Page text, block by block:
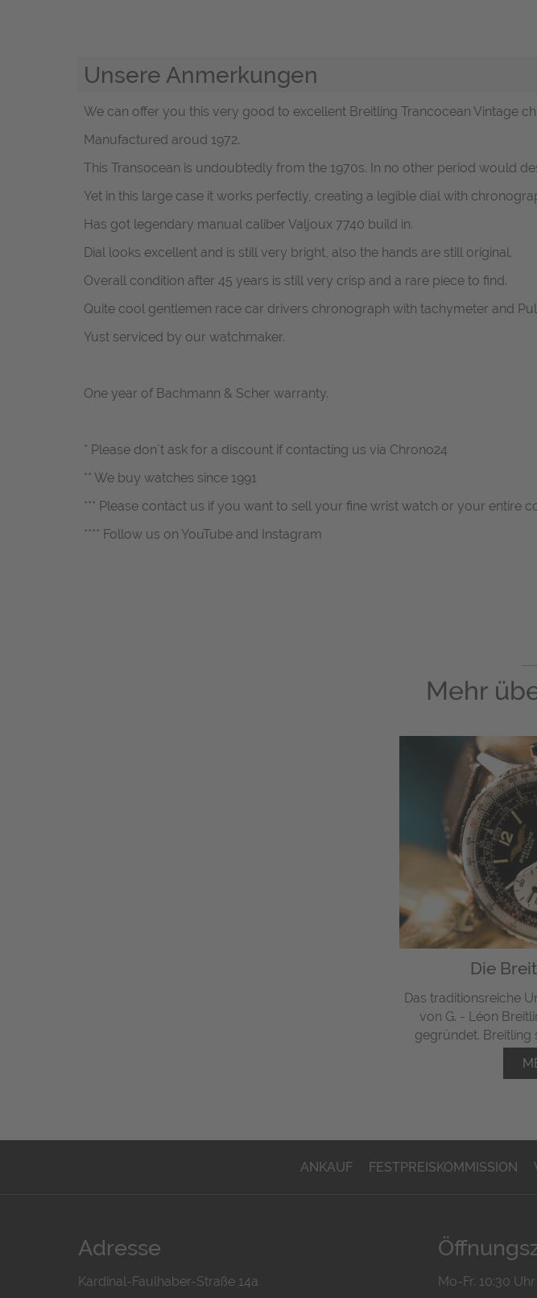
Unsere Anmerkungen
We can offer you this very good to excellent Breitling Trancocean Vintage
Manufactured aroud 1972.
This Transocean is undoubtedly from the 1970s. In no other period would
Yet in this large case it works perfectly, creating a legible dial with
Has got legendary manual caliber Valjoux 7740 build in.
Dial looks excellent and is still very bright, also the hands are still original.
Overall condition after 45 years is still very crisp and a rare piece to find.
Quite cool gentlemen race car drivers chronograph with tachymeter and
Yust serviced by our watchmaker.
One year of Bachmann & Scher warranty.
* Please don`t ask for a discount if contacting us via Chrono24
** We buy watches since 1991
*** Please contact us if you want to sell your fine wrist watch or your entire
**** Follow us on YouTube and Instagram
Mehr
Die
Das traditionsreiche
von G. - Léon
gegründet. Breitling
ANKAUF FESTPREISKOMMISSION
Adresse
Kardinal-Faulhaber-Straße 14a
Mo-Fr. 10:30